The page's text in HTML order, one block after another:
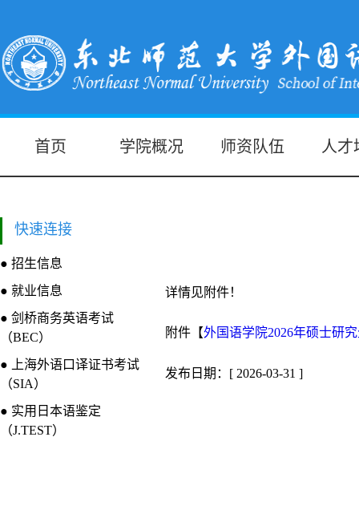
首页 学院概况 师资队伍 人才
快速连接
● 招生信息
● 就业信息
● 剑桥商务英语考试
（BEC）
● 上海外语口译证书考试
（SIA）
● 实用日本语鉴定
（J.TEST）
详情见附件！
附件【外国语学院2026年硕士研
发布日期：[ 2026-03-31 ]